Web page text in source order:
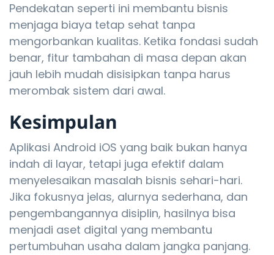
Pendekatan seperti ini membantu bisnis
menjaga biaya tetap sehat tanpa
mengorbankan kualitas. Ketika fondasi sudah
benar, fitur tambahan di masa depan akan
jauh lebih mudah disisipkan tanpa harus
merombak sistem dari awal.
Kesimpulan
Aplikasi Android iOS yang baik bukan hanya
indah di layar, tetapi juga efektif dalam
menyelesaikan masalah bisnis sehari-hari.
Jika fokusnya jelas, alurnya sederhana, dan
pengembangannya disiplin, hasilnya bisa
menjadi aset digital yang membantu
pertumbuhan usaha dalam jangka panjang.